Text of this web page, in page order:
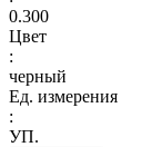
0.300
Цвет
:
черный
Ед. измерения
:
УП.